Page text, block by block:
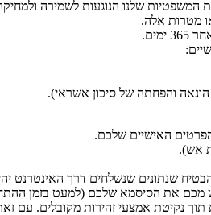
המשפטיות שלנו הנוגעות לשמירה
נקיטת אמצעי זהירות מקובלים. עם